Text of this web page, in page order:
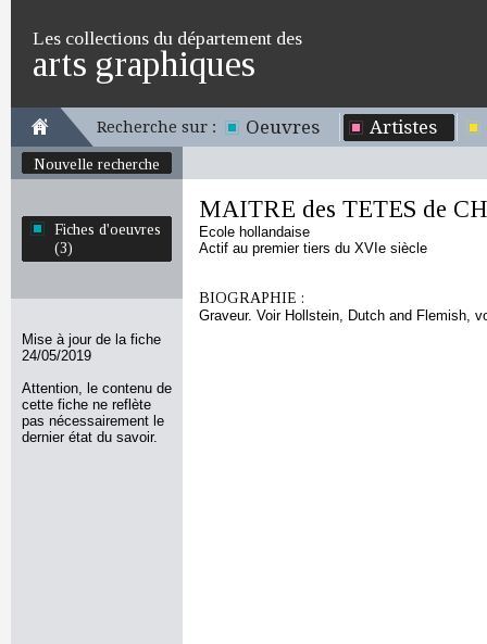
Les collections du département des
arts graphiques
Recherche sur : Oeuvres Artistes
Nouvelle recherche
Fiches d'oeuvres
(3)
Mise à jour de la fiche
24/05/2019
Attention, le contenu de
cette fiche ne reflète
pas nécessairement le
dernier état du savoir.
MAITRE des TETES de
Ecole hollandaise
Actif au premier tiers du XVIe siècle
BIOGRAPHIE :
Graveur. Voir Hollstein, Dutch and Flemish,